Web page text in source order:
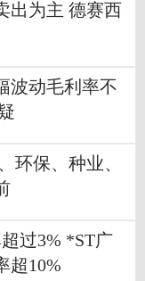
出为主 德赛西
波动毛利率不
环保、种业、
过3% *ST广
超10%